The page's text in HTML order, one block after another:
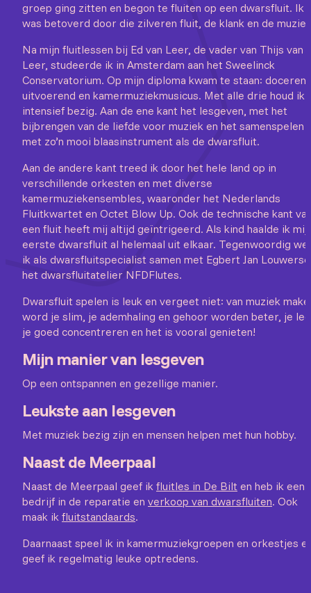
groep ging zitten en begon te fluiten op een dwarsfluit. Ik
was betoverd door die zilveren fluit, de klank en de
Na mijn fluitlessen bij Ed van Leer, de vader van Thijs van
Leer, studeerde ik in Amsterdam aan het Sweelinck
Conservatorium. Op mijn diploma kwam te staan:
uitvoerend en kamermuziekmusicus. Met alle drie houd ik
intensief bezig. Aan de ene kant het lesgeven, met het
bijbrengen van de liefde voor muziek en het samenspelen
met zo’n mooi blaasinstrument als de dwarsfluit.
Aan de andere kant treed ik door het hele land op in
verschillende orkesten en met diverse
kamermuziekensembles, waaronder het Nederlands
Fluitkwartet en Octet Blow Up. Ook de technische kant
een fluit heeft mij altijd geïntrigeerd. Als kind haalde ik
eerste dwarsfluit al helemaal uit elkaar. Tegenwoordig
ik als dwarsfluitspecialist samen met Egbert Jan
het dwarsfluitatelier NFDFlutes.
Dwarsfluit spelen is leuk en vergeet niet: van muziek
word je slim, je ademhaling en gehoor worden beter, je
je goed concentreren en het is vooral genieten!
Mijn manier van lesgeven
Op een ontspannen en gezellige manier.
Leukste aan lesgeven
Met muziek bezig zijn en mensen helpen met hun hobby.
Naast de Meerpaal
Naast de Meerpaal geef ik fluitles in De Bilt en heb ik een
bedrijf in de reparatie en verkoop van dwarsfluiten. Ook
maak ik fluitstandaards.
Daarnaast speel ik in kamermuziekgroepen en orkestjes
geef ik regelmatig leuke optredens.